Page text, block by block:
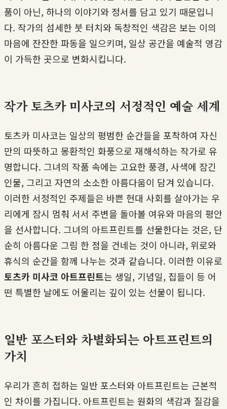
품이 아닌, 하나의 이야기와 정서를 담고 있기 때문입니
다. 작가의 섬세한 붓 터치와 독창적인 색감은 보는 이의
마음에 잔잔한 파동을 일으키며, 일상 공간을 예술적 영감
이 가득한 곳으로 변화시킵니다.
작가 토츠카 미사코의 서정적인 예술 세계
토츠카 미사코는 일상의 평범한 순간들을 포착하여 자신
만의 따뜻하고 몽환적인 화풍으로 재해석하는 작가로 유
명합니다. 그녀의 작품 속에는 고요한 풍경, 사색에 잠긴
인물, 그리고 자연의 소소한 아름다움이 담겨 있습니다.
이러한 서정적인 주제들은 바쁜 현대 사회를 살아가는 우
리에게 잠시 멈춰 서서 주변을 돌아볼 여유와 마음의 평안
을 선사합니다. 그녀의 아트프린트를 선물한다는 것은, 단
순히 아름다운 그림 한 점을 건네는 것이 아니라, 위로와
휴식의 순간을 함께 나누는 것과 같습니다. 이러한 이유로
토츠카 미사코 아트프린트는 생일, 기념일, 집들이 등 어
떤 특별한 날에도 어울리는 깊이 있는 선물이 됩니다.
일반 포스터와 차별화되는 아트프린트의
가치
우리가 흔히 접하는 일반 포스터와 아트프린트는 근본적
인 차이를 가집니다. 아트프린트는 원화의 색감과 질감을